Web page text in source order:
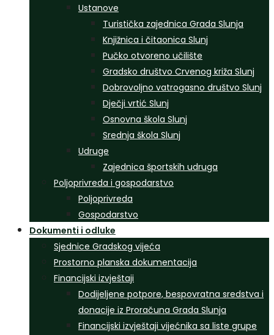
Ustanove
Turistička zajednica Grada Slunja
Knjižnica i čitaonica Slunj
Pučko otvoreno učilište
Gradsko društvo Crvenog križa Slunj
Dobrovoljno vatrogasno društvo Slunj
Dječji vrtić Slunj
Osnovna škola Slunj
Srednja škola Slunj
Udruge
Zajednica športskih udruga
Poljoprivreda i gospodarstvo
Poljoprivreda
Gospodarstvo
Dokumenti i odluke
Sjednice Gradskog vijeća
Prostorno planska dokumentacija
Financijski izvještaji
Dodijeljene potpore, bespovratna sredstva i
donacije iz Proračuna Grada Slunja
Financijski izvještaji vijećnika sa liste grupe